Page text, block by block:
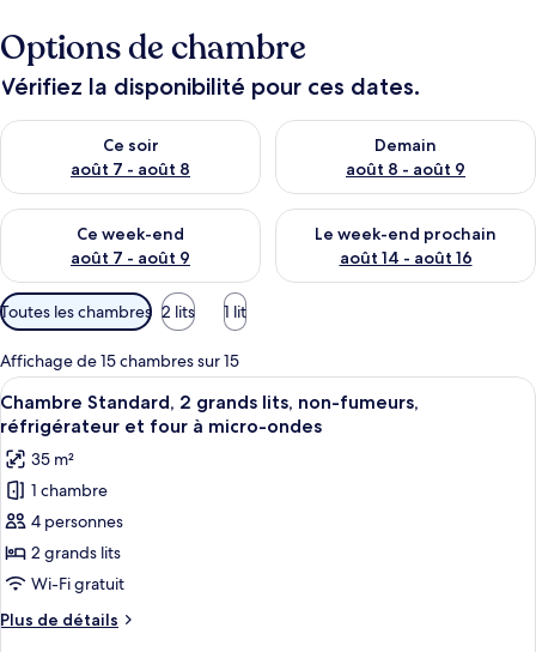
Options de chambre
Vérifiez la disponibilité pour ces dates.
Ce soir
août 7 - août 8
Vérifier la disponibilité pour ce soir août 7 - août 8
Demain
août 8 - août 9
Vérifier la disponibilité pour
Ce week-end
août 7 - août 9
Vérifier la disponibilité pour ce week-end août 7 - août 9
Le week-end prochain
août 14 - août 16
Vérifier la disponibilité pour
Filtres
disponibles
pour
les
chambres
Toutes les chambres 2 lits 1 lit
Affichage de 15 chambres sur 15
Afficher
toutes
les
photos
pour
ce
type
de
chambre :
Chambre
Une chambre d’hôtel avec deux lits,
4
Chambre Standard, 2 grands lits, non-fumeurs,
réfrigérateur et four à micro-ondes
35 m²
1 chambre
4 personnes
2 grands lits
Wi-Fi gratuit
Plus de détails
Plus